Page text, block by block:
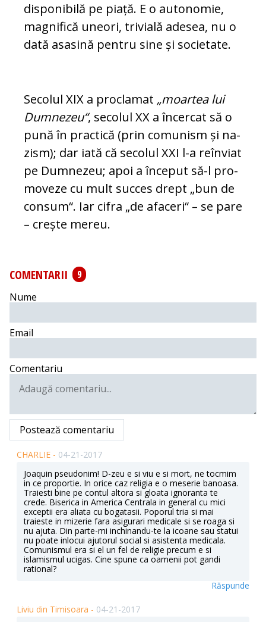
disponibilă pe pia­ță. E o autonomie,
magnifică uneori, tri­vială adesea, nu o
dată asasină pentru sine și societate.
Secolul XIX a proclamat „moartea lui
Dum­­nezeu“, secolul XX a încercat să o
pu­nă în practică (prin comunism și na­
zism); dar iată că secolul XXI l-a reînviat
pe Dum­ne­zeu; apoi a început să-l pro­
mo­veze cu mult succes drept „bun de
con­sum“. Iar ci­fra „de afaceri“ – se pare
– creș­te mereu.
COMENTARII
9
Nume
Email
Comentariu
Postează comentariu
CHARLIE - 04-21-2017
Joaquin pseudonim! D-zeu e si viu e si mort, ne tocmim
in ce proportie. In orice caz religia e o meserie banoasa.
Traiesti bine pe contul altora si gloata ignoranta te
crede. Biserica in America Centrala in general cu mici
exceptii era aliata cu bogatasii. Poporul tria si mai
traieste in mizerie fara asigurari medicale si se roaga si
nu ajuta. Din parte-mi inchinandu-te la icoane sau statui
nu poate inlocui ajutorul social si asistenta medicala.
Comunismul era si el un fel de religie precum e si
islamismul ucigas. Cine spune ca oamenii pot gandi
rational?
Răspunde
Liviu din Timisoara - 04-21-2017